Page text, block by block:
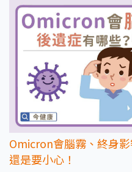
Omicron會腦霧、終身
還是要小心！